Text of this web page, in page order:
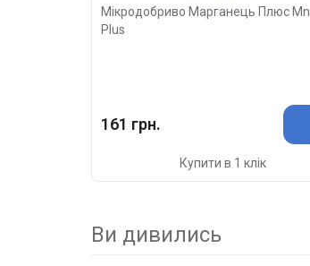
Мікродобриво Марганець Плюс Mn
Plus
161 грн.
Купити в 1 клік
Ви дивились